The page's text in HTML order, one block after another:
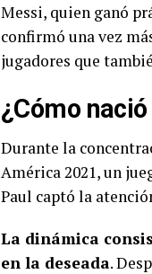
Messi, quien ganó
confirmó una vez
jugadores que
¿Cómo
Durante la
América 2021, un
Paul captó la
La dinámica
en la deseada.